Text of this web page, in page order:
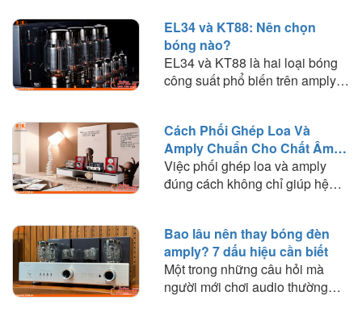
EL34 và KT88: Nên chọn
bóng nào?
EL34 và KT88 là hai loại bóng
công suất phổ biến trên amply
phối ghép và lựa chọn loại bóng
phù hợp với nhu cầu nghe
nhạc.
Cách Phối Ghép Loa Và
Amply Chuẩn Cho Chất Âm
Hay
Việc phối ghép loa và amply
đúng cách không chỉ giúp hệ
thanh mà bạn trải nghiệm. Trong
bài viết này, HD Audio sẽ chia
sẻ những nguyên tắc quan trọng
và kinh nghiệm thực tế giúp bạn
Bao lâu nên thay bóng đèn
amply? 7 dấu hiệu cần biết
Một trong những câu hỏi mà
người mới chơi audio thường